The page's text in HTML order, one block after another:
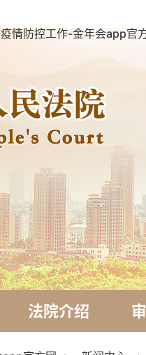
情防控工作-金年会app官
法院介绍